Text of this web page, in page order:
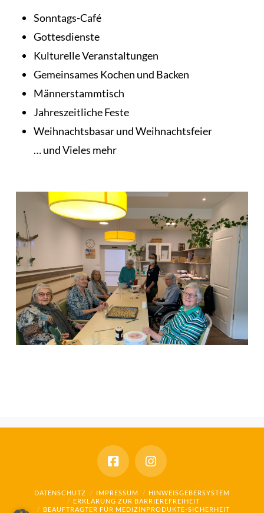
Sonntags-Café
Gottesdienste
Kulturelle Veranstaltungen
Gemeinsames Kochen und Backen
Männerstammtisch
Jahreszeitliche Feste
Weihnachtsbasar und Weihnachtsfeier
… und Vieles mehr
DATENSCHUTZ IMPRESSUM
HINWEISGEBERSYSTEM
ERKLÄRUNG ZUR BARRIEREFREIHEIT
BEAUFTRAGTER FÜR MEDIZINPRODUKTE-SICHERHEIT